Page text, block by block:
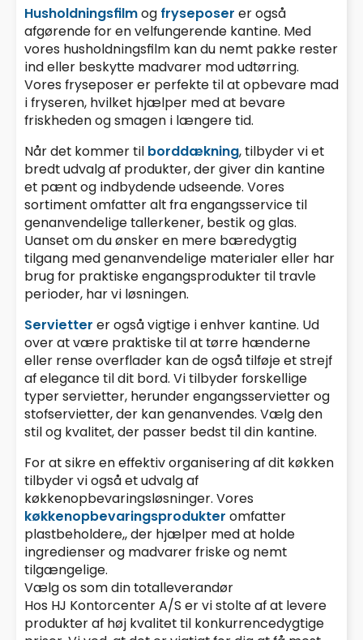
Husholdningsfilmog fryseposer er også
afgørende for en velfungerende kantine. Med
vores husholdningsfilm kan du nemt pakke rester
ind eller beskytte madvarer mod udtørring.
Vores fryseposer er perfekte til at opbevare mad
i fryseren, hvilket hjælper med at bevare
friskheden og smagen i længere tid.
Når det kommer til borddækning, tilbyder vi et
bredt udvalg af produkter, der giver din kantine
et pænt og indbydende udseende. Vores
sortiment omfatter alt fra engangsservice til
genanvendelige tallerkener, bestik og glas.
Uanset om du ønsker en mere bæredygtig
tilgang med genanvendelige materialer eller har
brug for praktiske engangsprodukter til travle
perioder, har vi løsningen.
Servietter er også vigtige i enhver kantine. Ud
over at være praktiske til at tørre hænderne
eller rense overflader kan de også tilføje et strejf
af elegance til dit bord. Vi tilbyder forskellige
typer servietter, herunder engangsservietter og
stofservietter, der kan genanvendes. Vælg den
stil og kvalitet, der passer bedst til din kantine.
For at sikre en effektiv organisering af dit køkken
tilbyder vi også et udvalg af
køkkenopbevaringsløsninger. Vores
køkkenopbevaringsprodukter omfatter
plastbeholdere,, der hjælper med at holde
ingredienser og madvarer friske og nemt
tilgængelige.
Vælg os som din totalleverandør
Hos HJ Kontorcenter A/S er vi stolte af at levere
produkter af høj kvalitet til konkurrencedygtige